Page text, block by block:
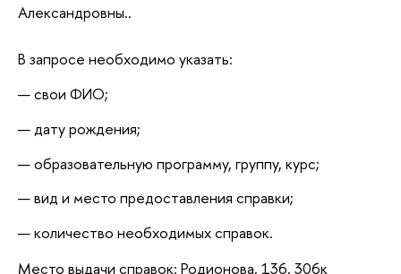
Александровны..
В запросе необходимо указать:
свои ФИО;
дату рождения;
образовательную программу, группу, курс;
вид и место предоставления справки;
количество необходимых справок.
Место выдачи справок: Родионова, 136, 306к